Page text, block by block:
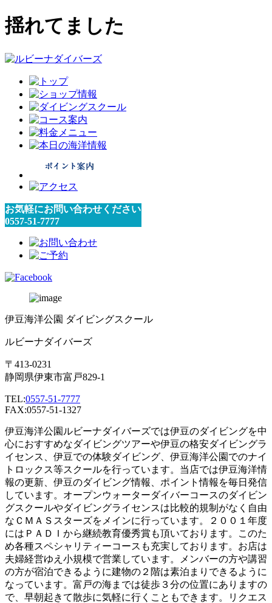
揺れてました
お気軽にお問い合わせください
0557-51-7777
伊豆海洋公園 ダイビングスクール
ルビーナダイバーズ
〒413-0231
静岡県伊東市富戸829-1
TEL:0557-51-7777
FAX:0557-51-1327
伊豆海洋公園ルビーナダイバーズでは伊豆のダイビングを中
心におすすめなダイビングツアーや伊豆の格安ダイビングラ
イセンス、伊豆での体験ダイビング、伊豆海洋公園でのナイ
トロックス等スクールを行っています。当店では伊豆海洋情
報の更新、伊豆のダイビング情報、ポイント情報を毎日発信
しています。オープンウォーターダイバーコースのダイビン
グスクールやダイビングライセンスは比較的規制がなく自由
なＣＭＡＳスターズをメインに行っています。２００１年度
にはＰＡＤＩから継続教育優秀賞も頂いております。このた
め各種スペシャリティーコースも充実しております。お店は
夫婦経営ゆえ小規模で営業しています。メンバーの方や講習
の方が宿泊できるように建物の２階は素泊まりできるように
なっています。富戸の海までは徒歩３分の位置にありますの
で、早朝起きて散歩に気軽に行くこともできます。リクエス